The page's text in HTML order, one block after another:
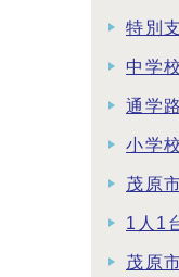
特別
中学
通学
小学
茂原
1人1
茂原